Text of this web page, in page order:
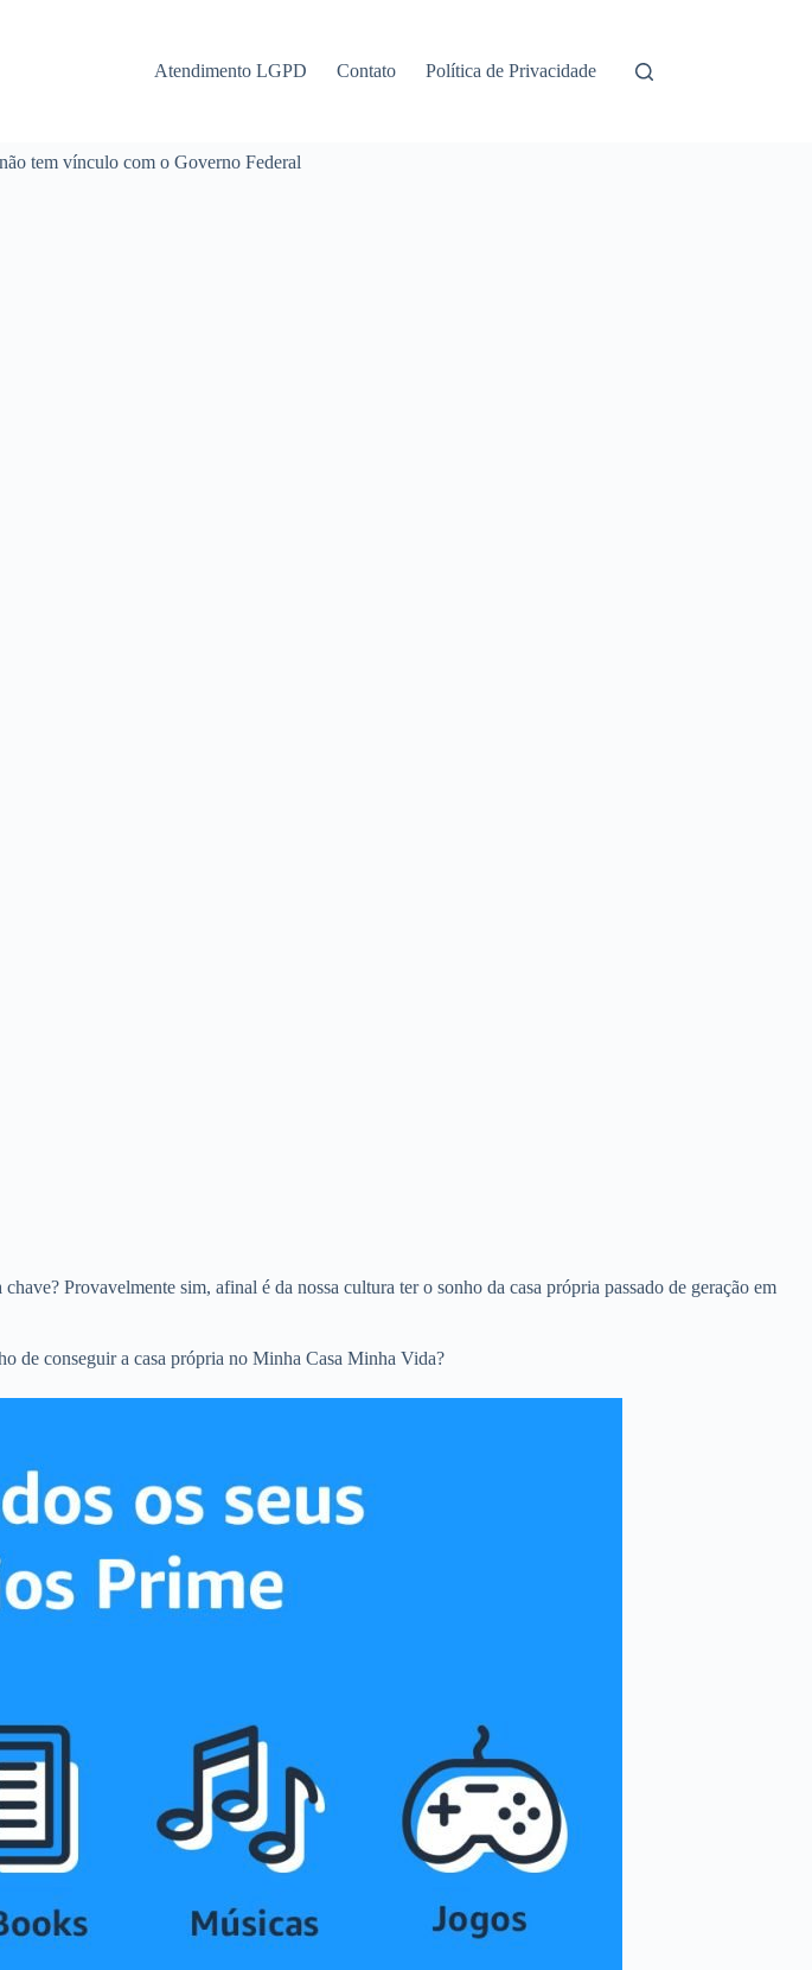
Atendimento LGPD Contato Política de Privacidade
tem vínculo com o Governo Federal
Provavelmente sim, afinal é da nossa cultura ter o sonho da casa própria passado de geração em
de conseguir a casa própria no Minha Casa Minha Vida?